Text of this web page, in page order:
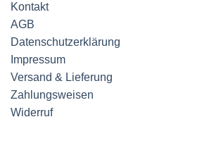
Kontakt
AGB
Datenschutzerklärung
Impressum
Versand & Lieferung
Zahlungsweisen
Widerruf